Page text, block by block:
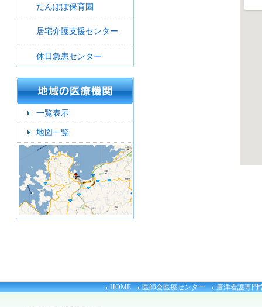
たんぽぽ保育園
居宅介護支援センター
休日急患センター
一覧表示
地図一覧
HOME 医師会医療センター 唐津看護専門